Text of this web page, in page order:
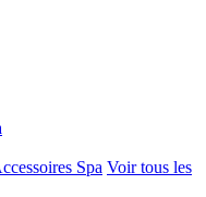
Spa Voir tous les